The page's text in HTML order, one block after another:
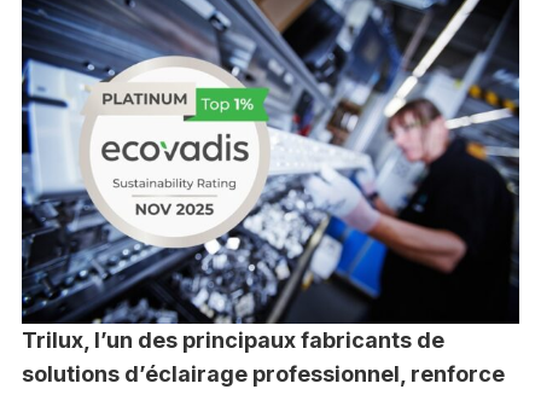
Trilux, l’un des principaux fabricants de
solutions d’éclairage professionnel, renforce